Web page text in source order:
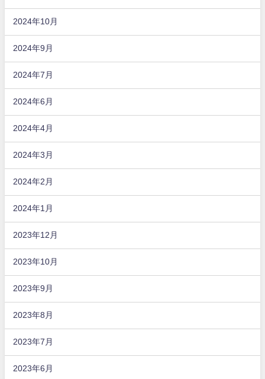
2024年10月
2024年9月
2024年7月
2024年6月
2024年4月
2024年3月
2024年2月
2024年1月
2023年12月
2023年10月
2023年9月
2023年8月
2023年7月
2023年6月